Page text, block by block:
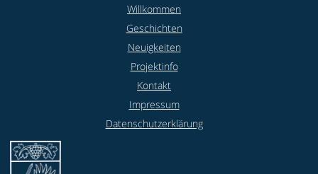
Willkommen
Geschichten
Neuigkeiten
Projektinfo
Kontakt
Impressum
Datenschutzerklärung